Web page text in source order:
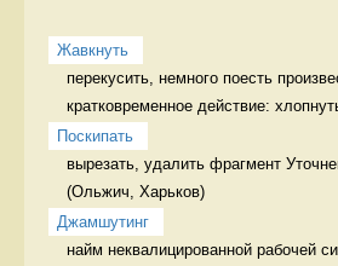
Жавкнуть
перекусить, немного поесть
кратковременное действие:
Поскипать
вырезать, удалить фрагмент
Джамшутинг
найм неквалицированной рабочей